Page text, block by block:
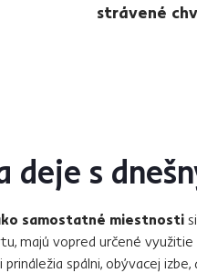
strávené
deje s
samostatné miestnosti
majú vopred určené
spálni, obývacej